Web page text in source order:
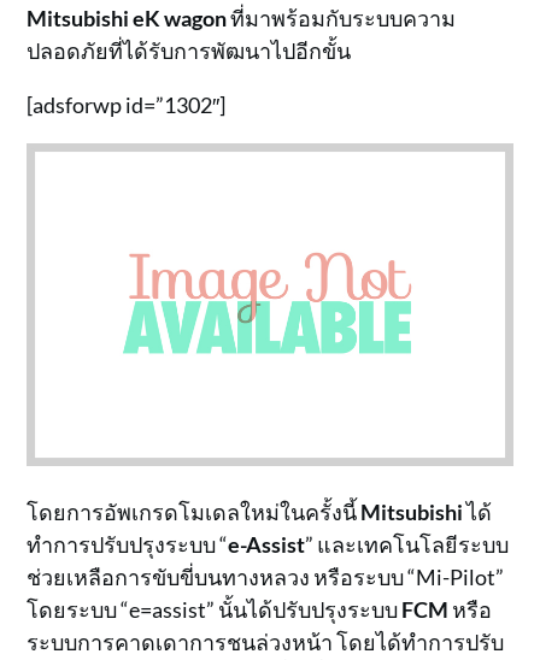
Mitsubishi eK wagonที่มาพร้อมกับระบบความ
ปลอดภัยที่ได้รับการพัฒนาไปอีกขั้น
[adsforwp id=”1302″]
โดยการอัพเกรดโมเดลใหม่ในครั้งนี้Mitsubishiได้
ทำการปรับปรุงระบบ “e-Assist” และเทคโนโลยีระบบ
ช่วยเหลือการขับขี่บนทางหลวง หรือระบบ “Mi-Pilot”
โดยระบบ “e=assist” นั้นได้ปรับปรุงระบบFCM หรือ
ระบบการคาดเดาการชนล่วงหน้า โดยได้ทำการปรับ